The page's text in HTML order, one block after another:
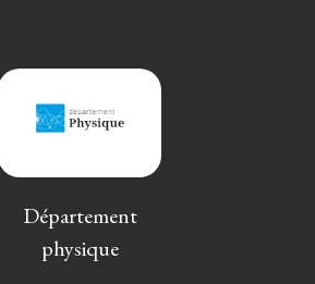
Département
physique